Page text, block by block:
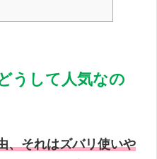
うして人気なの
、それはズバリ使いや